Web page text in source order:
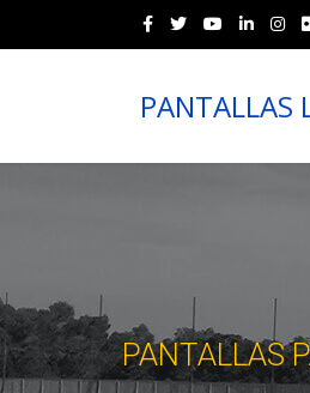
PANTALLAS
PANTALLAS